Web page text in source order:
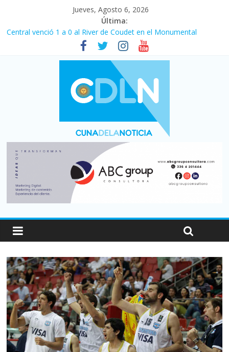
Jueves, Agosto 6, 2026
Última:
Central venció 1 a 0 al River de Coudet en el Monumental
La morosidad alcanzó su nivel más alto en dos décadas y ya
afecta a 400 mil deudores en Santa Fe
Desde que asumió Milei cerraron 41.000 kioscos: el sector
denuncia crisis como en 2001
Vacaciones de invierno con más movimiento y consumo
turístico: 4,6 millones de personas viajaron por el país, un 5,9%
Fuerte caída de la venta de autos usados en julio: bajó un 12,6%